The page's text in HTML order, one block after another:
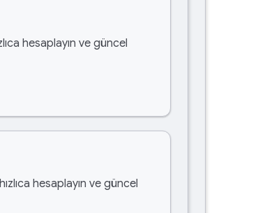
hesaplayın ve güncel
hesaplayın ve güncel